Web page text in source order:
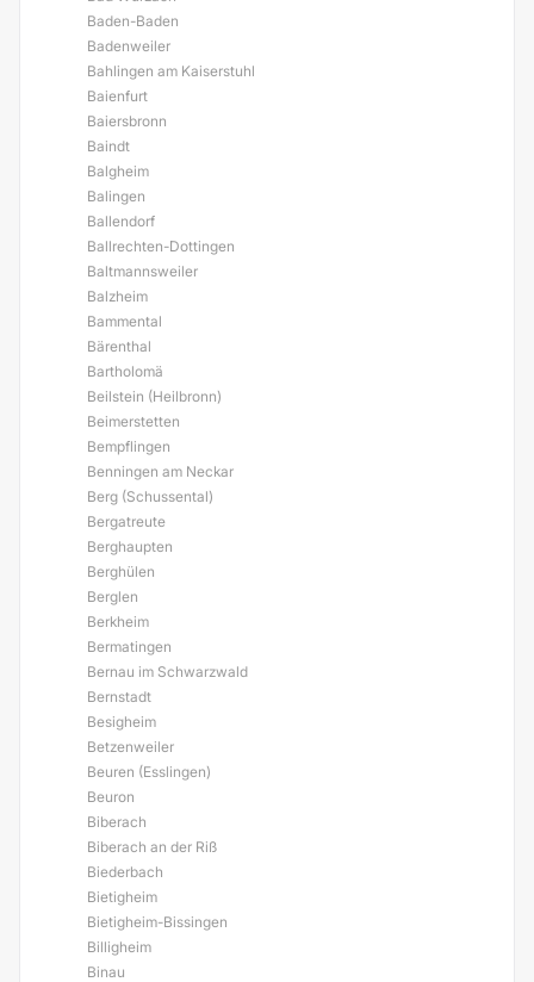
Baden-Baden
Badenweiler
Bahlingen am Kaiserstuhl
Baienfurt
Baiersbronn
Baindt
Balgheim
Balingen
Ballendorf
Ballrechten-Dottingen
Baltmannsweiler
Balzheim
Bammental
Bärenthal
Bartholomä
Beilstein (Heilbronn)
Beimerstetten
Bempflingen
Benningen am Neckar
Berg (Schussental)
Bergatreute
Berghaupten
Berghülen
Berglen
Berkheim
Bermatingen
Bernau im Schwarzwald
Bernstadt
Besigheim
Betzenweiler
Beuren (Esslingen)
Beuron
Biberach
Biberach an der Riß
Biederbach
Bietigheim
Bietigheim-Bissingen
Billigheim
Binau